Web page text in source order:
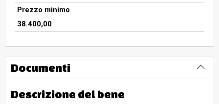
Prezzo minimo
38.400,00
Documenti
Descrizione del bene